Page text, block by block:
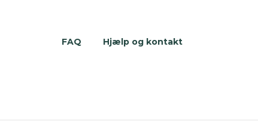
FAQ Hjælp og kontakt